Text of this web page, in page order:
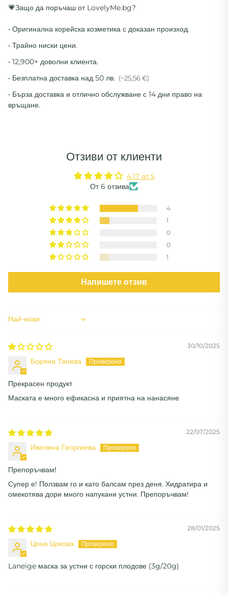
💗Защо да поръчаш от LovelyMe.bg?
• Оригинална корейска козметика с доказан произход.
• Трайно ниски цени.
• 12,900+ доволни клиента.
• Безплатна доставка над 50 лв. (~25,56 €)
• Бърза доставка и отлично обслужване с 14 дни право на
връщане.
Отзиви от клиенти
4.17 от 5
От 6 отзива
4
1
0
0
1
Напишете отзив
Sort by
30/10/2025
Боряна Танева
Прекрасен продукт
Маската е много ефикасна и приятна на нанасяне
22/07/2025
Ивелина Георгиева
Препоръчвам!
Супер е! Ползвам го и като балсам през деня. Хидратира и
омекотява дори много напукани устни. Препоръчвам!
28/01/2025
Цона Цокова
Laneige маска за устни с горски плодове (3g/20g)